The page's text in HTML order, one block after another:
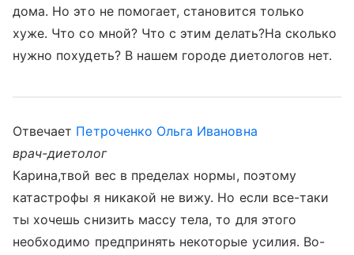
дома. Но это не помогает, становится только
хуже. Что со мной? Что с этим делать?На сколько
нужно похудеть? В нашем городе диетологов нет.
Отвечает Петроченко Ольга Ивановна
врач-диетолог
Карина,твой вес в пределах нормы, поэтому
катастрофы я никакой не вижу. Но если все-таки
ты хочешь снизить массу тела, то для этого
необходимо предпринять некоторые усилия. Во-